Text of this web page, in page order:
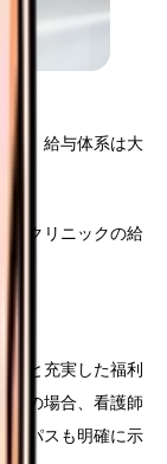
て、給与体系は大
模クリニックの給
給と充実した福利
クの場合、看護師
アパスも明確に示